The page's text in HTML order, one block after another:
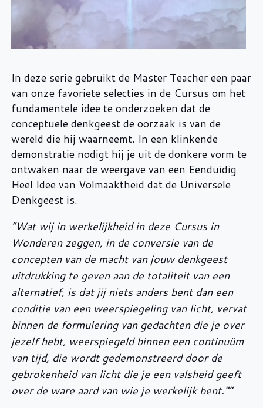
In deze serie gebruikt de Master Teacher een paar
van onze favoriete selecties in de Cursus om het
fundamentele idee te onderzoeken dat de
conceptuele denkgeest de oorzaak is van de
wereld die hij waarneemt. In een klinkende
demonstratie nodigt hij je uit de donkere vorm te
ontwaken naar de weergave van een Eenduidig
Heel Idee van Volmaaktheid dat de Universele
Denkgeest is.
“Wat wij in werkelijkheid in deze Cursus in
Wonderen zeggen, in de conversie van de
concepten van de macht van jouw denkgeest
uitdrukking te geven aan de totaliteit van een
alternatief, is dat jij niets anders bent dan een
conditie van een weerspiegeling van licht, vervat
binnen de formulering van gedachten die je over
jezelf hebt, weerspiegeld binnen een continuüm
van tijd, die wordt gedemonstreerd door de
gebrokenheid van licht die je een valsheid geeft
over de ware aard van wie je werkelijk bent."”